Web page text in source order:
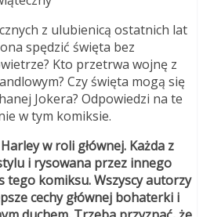
z ulubienicą ostatnich lat
spędzić święta bez
Kto przetrwa wojnę z
Czy święta mogą się
Jokera? Odpowiedzi na te
w tym komiksie.
w roli głównej. Każda z
i rysowana przez innego
tego komiksu. Wszyscy autorzy
cechy głównej bohaterki i